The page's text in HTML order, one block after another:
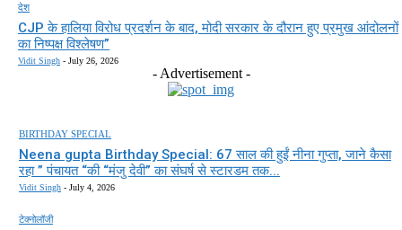
देश
CJP के हालिया विरोध प्रदर्शन के बाद, मोदी सरकार के दौरान हुए प्रमुख आंदोलनों
का निष्पक्ष विश्लेषण”
Vidit Singh - July 26, 2026
- Advertisement -
BIRTHDAY SPECIAL
Neena gupta Birthday Special: 67 साल की हुईं नीना गुप्ता, जाने कैसा
रहा ” पंचायत “की “मंजु देवी” का संघर्ष से स्टारडम तक...
Vidit Singh - July 4, 2026
टेक्नोलॉजी